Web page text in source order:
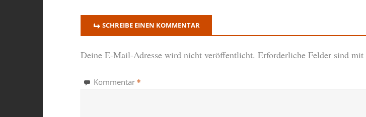
SCHREIBE EINEN KOMMENTAR
Deine E-Mail-Adresse wird nicht veröffentlicht. Erforderliche Felder sind mit
Kommentar *